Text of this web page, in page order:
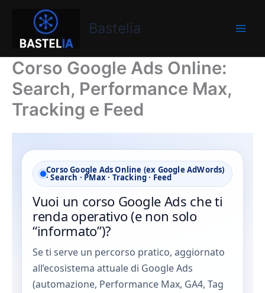
contenuto
Bastelia
Bastelia
Corso Google Ads Online:
Search, Performance Max,
Tracking e Feed
Corso Google Ads Online (ex Google AdWords)
· Search · PMax · Tracking · Feed
Vuoi un corso Google Ads che ti
renda operativo (e non solo
“informato”)?
Se ti serve un percorso pratico, aggiornato
all’ecosistema attuale di Google Ads
(automazione, Performance Max, GA4, Tag